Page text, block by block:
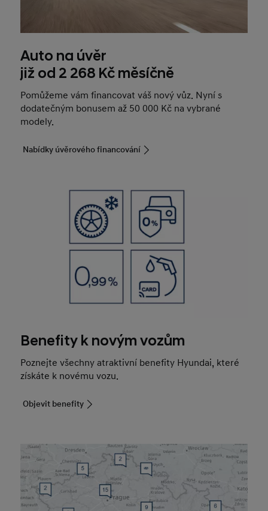
Auto na úvěr
již od 2 268 Kč měsíčně
Pomůžeme vám financovat váš nový vůz. Nyní s
dodatečným bonusem až 50 000 Kč na vybrané
modely.
Nabídky úvěrového financování
Benefity k novým vozům
Poznejte všechny atraktivní benefity Hyundai, které
získáte k novému vozu.
Objevit benefity